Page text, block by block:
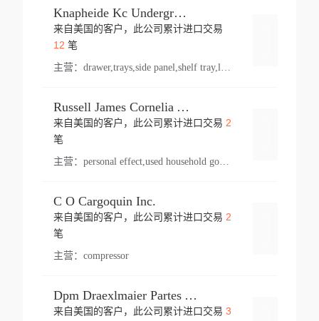
Knapheide Kc Underground
来自美国的客户，此公司累计进口交易
12 笔
主营：
Russell James Cornelia Arlington Va
来自美国的客户，此公司累计进口交易 2
笔
主营： personal effect,used household goods
C O Cargoquin Inc.
来自美国的客户，此公司累计进口交易 2
笔
主营： compressor
Dpm Draexlmaier Partes Automotrices Corr Ind Huejotzingo
来自美国的客户，此公司累计进口交易 3